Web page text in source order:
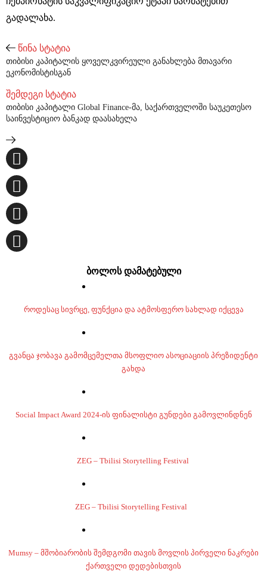
გადალახა.
წინა სტატია
თიბისი კაპიტალის ყოველკვირეული განახლება მთავარი
ეკონომისტისგან
შემდეგი სტატია
თიბისი კაპიტალი Global Finance-მა, საქართველოში საუკეთესო
საინვესტიციო ბანკად დაასახელა
ბოლოს დამატებული
როდესაც სივრცე, ფუნქცია და ატმოსფერო სახლად იქცევა
გვანცა ჯობავა გამომცემელთა მსოფლიო ასოციაციის პრეზიდენტი
გახდა
Social Impact Award 2024-ის ფინალისტი გუნდები გამოვლინდნენ
ZEG – Tbilisi Storytelling Festival
ZEG – Tbilisi Storytelling Festival
Mumsy – მშობიარობის შემდგომი თავის მოვლის პირველი ნაკრები
ქართველი დედებისთვის